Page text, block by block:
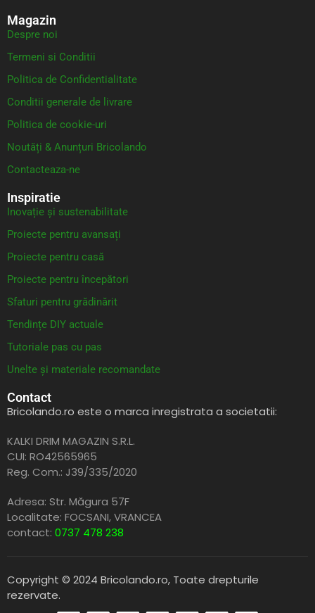
Magazin
Despre noi
Termeni si Conditii
Politica de Confidentialitate
Conditii generale de livrare
Politica de cookie-uri
Noutăți & Anunțuri Bricolando
Contacteaza-ne
Inspiratie
Inovație și sustenabilitate
Proiecte pentru avansați
Proiecte pentru casă
Proiecte pentru începători
Sfaturi pentru grădinărit
Tendințe DIY actuale
Tutoriale pas cu pas
Unelte și materiale recomandate
Contact
Bricolando.ro este o marca inregistrata a societatii:
KALKI DRIM MAGAZIN S.R.L.
CUI: RO42565965
Reg. Com.: J39/335/2020
Adresa: Str. Măgura 57F
Localitate: FOCSANI,VRANCEA
contact: 0737 478 238
Copyright © 2024 Bricolando.ro, Toate drepturile
rezervate.